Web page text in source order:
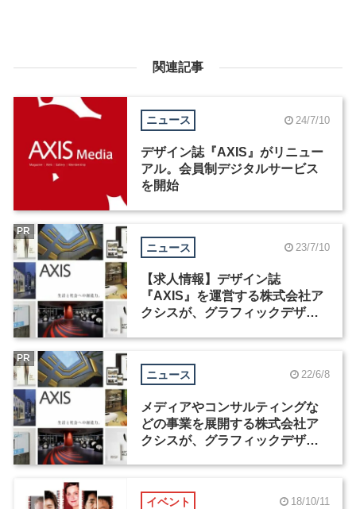
関連記事
ニュース 24/7/10
デザイン誌『AXIS』がリニュー
アル。会員制デジタルサービス
を開始
ニュース 23/7/10
【求人情報】デザイン誌
『AXIS』を運営する株式会社ア
クシスが、グラフィックデザイ
PR
ニュース 22/6/8
メディアやコンサルティングな
どの事業を展開する株式会社ア
クシスが、グラフィックデザイ
PR
イベント 18/10/11